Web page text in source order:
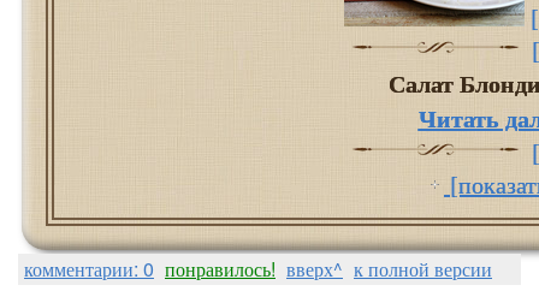
Салат
Читать
комментарии: 0 понравилось! вверх^ к полной версии